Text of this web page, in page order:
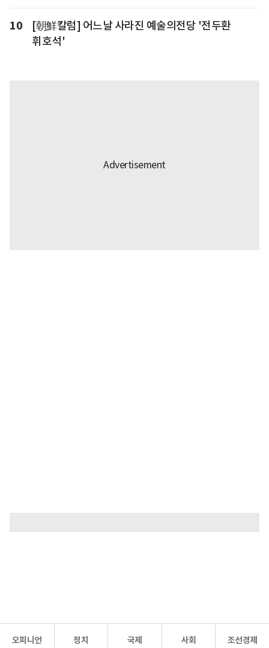
10
[朝鮮칼럼] 어느날 사라진 예술의전당 '전두환
휘호석'
오피니언 정치 국제 사회 조선경제